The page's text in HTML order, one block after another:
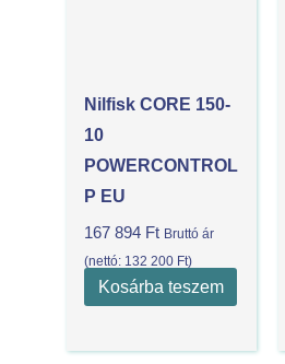
Nilfisk CORE 150-
10
POWERCONTROL
P EU
167 894 Ft Bruttó ár
(nettó: 132 200 Ft)
Kosárba teszem